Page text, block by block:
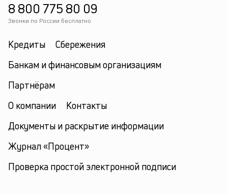
8 800 775 80 09
Звонки по России бесплатно
Кредиты
Сбережения
Банкам и финансовым организациям
Партнёрам
О компании
Контакты
Документы и раскрытие информации
Журнал «Процент»
Проверка простой электронной подписи